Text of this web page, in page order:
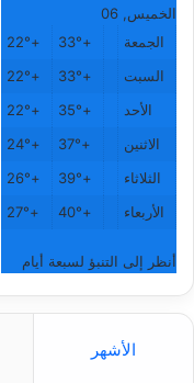
الخميس, 06
الجمعة
+
33°
+
22°
السبت
+
33°
+
22°
الأحد
+
35°
+
22°
الاثنين
+
37°
+
24°
الثلاثاء
+
39°
+
26°
الأربعاء
+
40°
+
27°
أنظر إلى التنبؤ لسبعة أيام
الأشهر